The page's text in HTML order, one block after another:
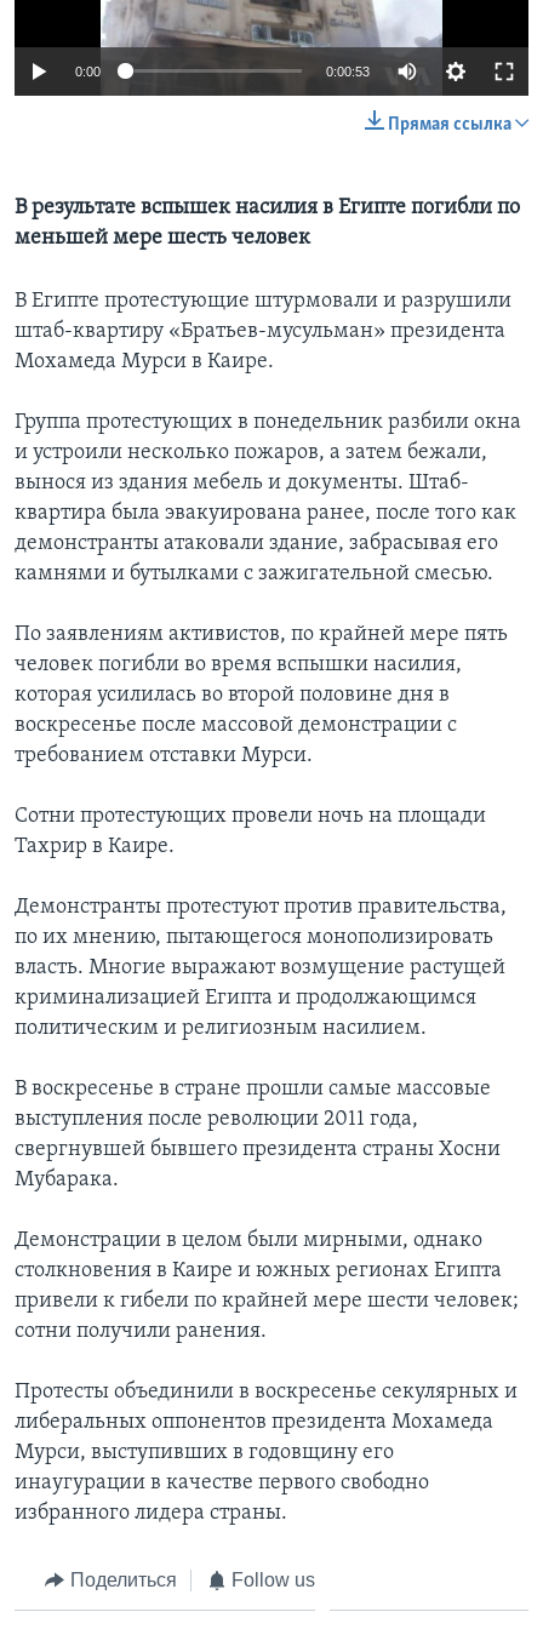
Learning English
Языки
0:00 0:00:53
Прямая ссылка
В результате вспышек насилия в Египте погибли по
меньшей мере шесть человек
В Египте протестующие штурмовали и разрушили
штаб-квартиру «Братьев-мусульман» президента
Мохамеда Мурси в Каире.
Группа протестующих в понедельник разбили окна
и устроили несколько пожаров, а затем бежали,
вынося из здания мебель и документы. Штаб-
квартира была эвакуирована ранее, после того как
демонстранты атаковали здание, забрасывая его
камнями и бутылками с зажигательной смесью.
По заявлениям активистов, по крайней мере пять
человек погибли во время вспышки насилия,
которая усилилась во второй половине дня в
воскресенье после массовой демонстрации с
требованием отставки Мурси.
Сотни протестующих провели ночь на площади
Тахрир в Каире.
Демонстранты протестуют против правительства,
по их мнению, пытающегося монополизировать
власть. Многие выражают возмущение растущей
криминализацией Египта и продолжающимся
политическим и религиозным насилием.
В воскресенье в стране прошли самые массовые
выступления после революции 2011 года,
свергнувшей бывшего президента страны Хосни
Мубарака.
Демонстрации в целом были мирными, однако
столкновения в Каире и южных регионах Египта
привели к гибели по крайней мере шести человек;
сотни получили ранения.
Протесты объединили в воскресенье секулярных и
либеральных оппонентов президента Мохамеда
Мурси, выступивших в годовщину его
инаугурации в качестве первого свободно
избранного лидера страны.
Поделиться Follow us